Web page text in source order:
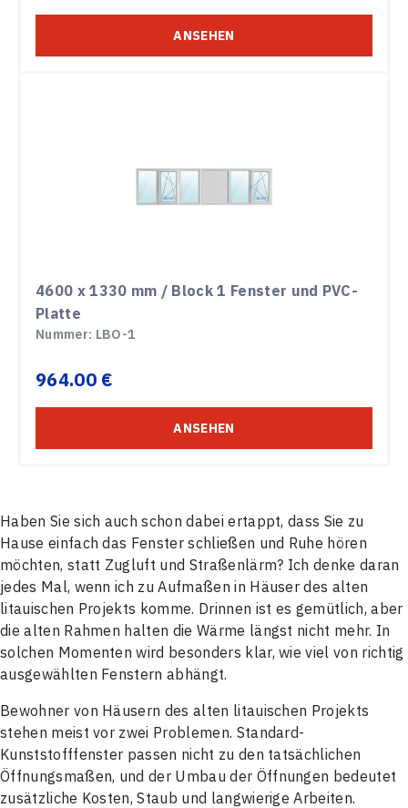
ANSEHEN
4600 x 1330 mm / Block 1 Fenster und PVC-
Platte
Nummer: LBO-1
964.00 €
ANSEHEN
Haben Sie sich auch schon dabei ertappt, dass Sie zu
Hause einfach das Fenster schließen und Ruhe hören
möchten, statt Zugluft und Straßenlärm? Ich denke daran
jedes Mal, wenn ich zu Aufmaßen in Häuser des alten
litauischen Projekts komme. Drinnen ist es gemütlich, aber
die alten Rahmen halten die Wärme längst nicht mehr. In
solchen Momenten wird besonders klar, wie viel von richtig
ausgewählten Fenstern abhängt.
Bewohner von Häusern des alten litauischen Projekts
stehen meist vor zwei Problemen. Standard-
Kunststofffenster passen nicht zu den tatsächlichen
Öffnungsmaßen, und der Umbau der Öffnungen bedeutet
zusätzliche Kosten, Staub und langwierige Arbeiten.